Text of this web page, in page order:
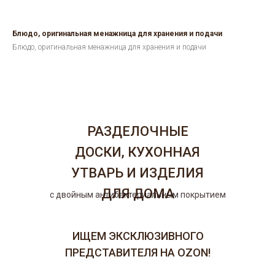
Блюдо, оригинальная менажница для хранения и подачи
Блюдо, оригинальная менажница для хранения и подачи
РАЗДЕЛОЧНЫЕ
ДОСКИ, КУХОННАЯ
УТВАРЬ И ИЗДЕЛИЯ
ДЛЯ ДОМА
ИЩЕМ ЭКСКЛЮЗИВНОГО
ПРЕДСТАВИТЕЛЯ НА OZON!
с двойным антибактериальным покрытием